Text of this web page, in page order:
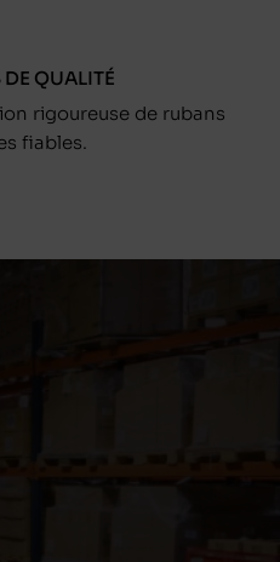
QUALITÉ
rigoureuse de rubans
fiables.